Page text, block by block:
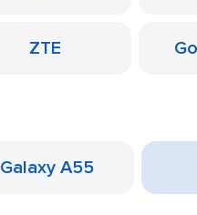
ZTE
Galaxy A55